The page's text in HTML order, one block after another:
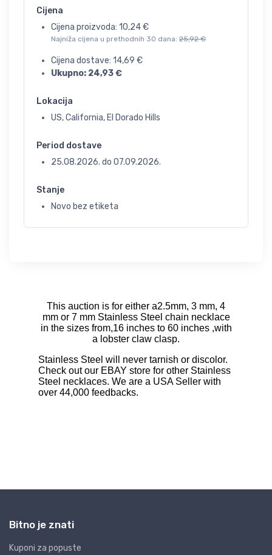
Cijena
Cijena proizvoda: 10,24€
Najniža cijena u prethodnih 30 dana: 25,92 €
Cijena dostave: 14,69 €
Ukupno: 24,93€
Lokacija
US, California, El Dorado Hills
Period dostave
25.08.2026. do 07.09.2026.
Stanje
Novo bez etiketa
Bitno je znati
Kuponi za popuste